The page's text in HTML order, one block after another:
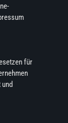
für